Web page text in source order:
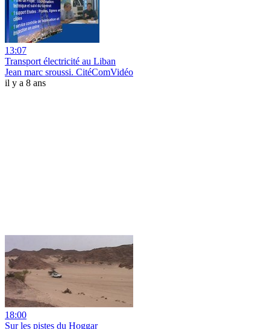
13:07
Transport électricité au Liban
Jean marc sroussi. CitéComVidéo
il y a 8 ans
18:00
Sur les pistes du Hoggar